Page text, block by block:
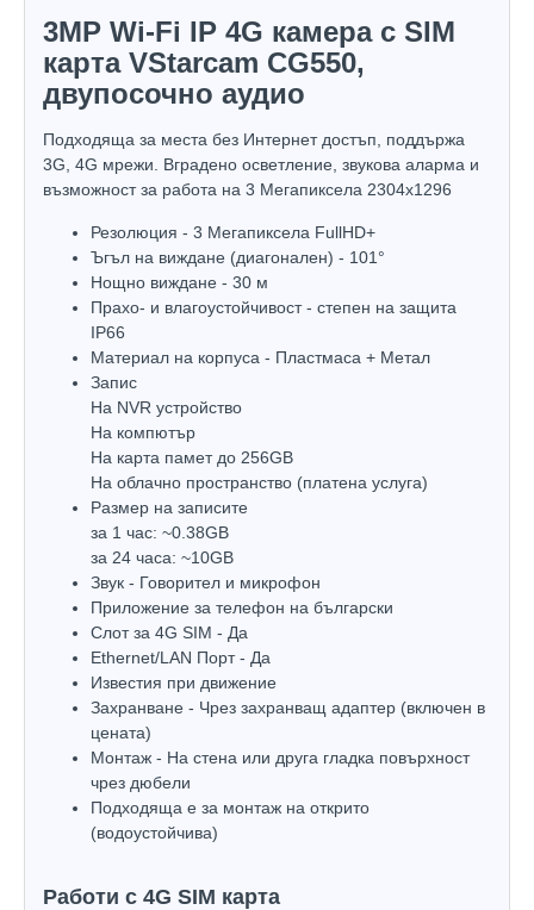
3MP Wi-Fi IP 4G камера с SIM
карта VStarcam CG550,
двупосочно аудио
Подходяща за места без Интернет достъп, поддържа
3G, 4G мрежи. Вградено осветление, звукова аларма и
възможност за работа на 3 Мегапиксела 2304x1296
Резолюция - 3 Мегапиксела FullHD+
Ъгъл на виждане (диагонален) - 101°
Нощно виждане - 30 м
Прахо- и влагоустойчивост - степен на защита
IP66
Материал на корпуса - Пластмаса + Метал
Запис
На NVR устройство
На компютър
На карта памет до 256GB
На облачно пространство (платена услуга)
Размер на записите
за 1 час: ~0.38GB
за 24 часа: ~10GB
Звук - Говорител и микрофон
Приложение за телефон на български
Слот за 4G SIM - Да
Ethernet/LAN Порт - Да
Известия при движение
Захранване - Чрез захранващ адаптер (включен в
цената)
Монтаж - На стена или друга гладка повърхност
чрез дюбели
Подходяща е за монтаж на открито
(водоустойчива)
Работи с 4G SIM карта